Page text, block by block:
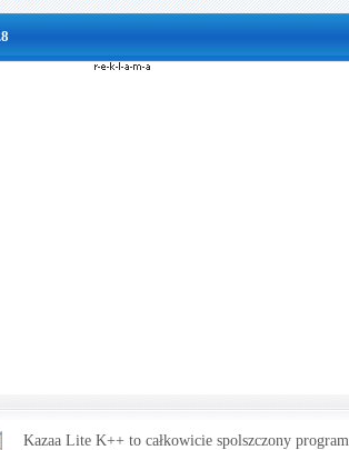
Kazaa Lite K++ to całkowicie spolszczony